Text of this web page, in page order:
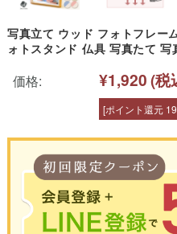
写真立て ウッド フォトフレー
ォトスタンド 仏具 写真たて
SF14-L
価格: ¥1,920(税
[ポイント還元